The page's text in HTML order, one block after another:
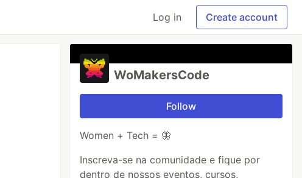
Log in Create account
WoMakersCode
Follow
Women + Tech = 🦋
Inscreva-se na comunidade e fique por
dentro de nossos eventos, cursos,